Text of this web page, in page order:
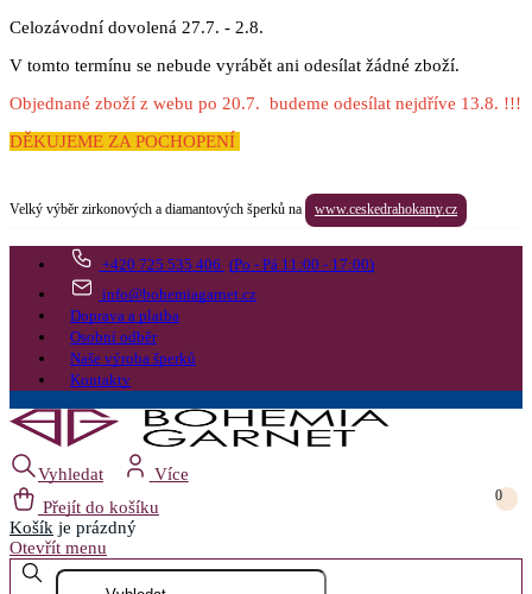
Celozávodní dovolená 27.7. - 2.8.
V tomto termínu se nebude vyrábět ani odesílat žádné zboží.
Objednané zboží z webu po 20.7. budeme odesílat nejdříve 13.8. !!!
DĚKUJEME ZA POCHOPENÍ
Velký výběr zirkonových a diamantových šperků na www.ceskedrahokamy.cz
+420 725 535 406 (Po - Pá 11:00 - 17:00)
info@bohemiagarnet.cz
Doprava a platba
Osobní odběr
Naše výroba šperků
Kontakty
Vyhledat
Více
Přejít do košíku
0
Košík je prázdný
Otevřít menu